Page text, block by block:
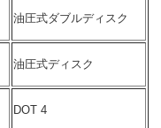
油圧式ダブルディスク
油圧式ディスク
DOT 4